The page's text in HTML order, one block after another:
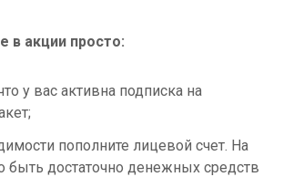
в акции просто:
у вас активна подписка на
пополните лицевой счет. На
быть достаточно денежных средств